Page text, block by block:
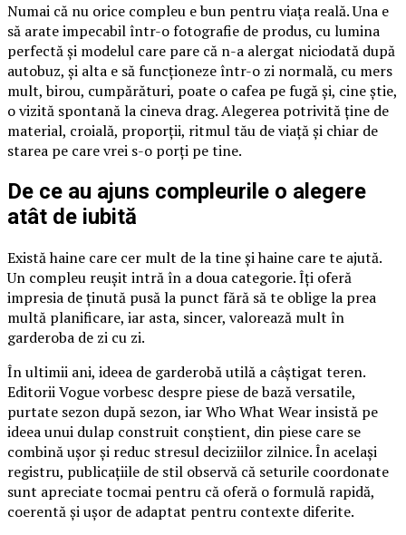
Numai că nu orice compleu e bun pentru viața reală. Una e
să arate impecabil într-o fotografie de produs, cu lumina
perfectă și modelul care pare că n-a alergat niciodată după
autobuz, și alta e să funcționeze într-o zi normală, cu mers
mult, birou, cumpărături, poate o cafea pe fugă și, cine știe,
o vizită spontană la cineva drag. Alegerea potrivită ține de
material, croială, proporții, ritmul tău de viață și chiar de
starea pe care vrei s-o porți pe tine.
De ce au ajuns compleurile o alegere
atât de iubită
Există haine care cer mult de la tine și haine care te ajută.
Un compleu reușit intră în a doua categorie. Îți oferă
impresia de ținută pusă la punct fără să te oblige la prea
multă planificare, iar asta, sincer, valorează mult în
garderoba de zi cu zi.
În ultimii ani, ideea de garderobă utilă a câștigat teren.
Editorii Vogue vorbesc despre piese de bază versatile,
purtate sezon după sezon, iar Who What Wear insistă pe
ideea unui dulap construit conștient, din piese care se
combină ușor și reduc stresul deciziilor zilnice. În același
registru, publicațiile de stil observă că seturile coordonate
sunt apreciate tocmai pentru că oferă o formulă rapidă,
coerentă și ușor de adaptat pentru contexte diferite.